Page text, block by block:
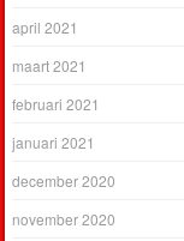
april 2021
maart 2021
februari 2021
januari 2021
december 2020
november 2020